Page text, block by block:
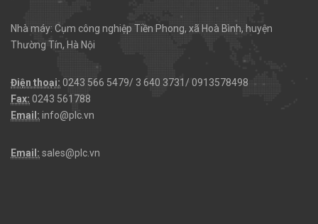
Nhà máy: Cụm công nghiệp Tiền Phong, xã Hoà Bình, huyện
Thường Tín, Hà Nội
Điện thoại: 0243 566 5479/ 3 640 3731/ 0913578498
Fax: 0243 561788
Email: info@plc.vn
Email: sales@plc.vn